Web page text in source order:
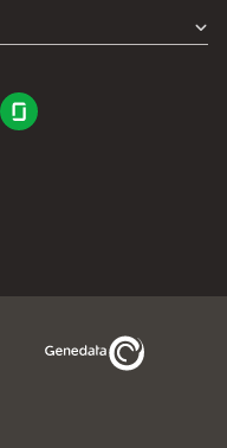
Glassdoor
Genedata Link